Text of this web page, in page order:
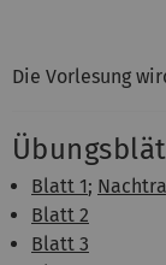
Die Vorlesung
Blatt 1;
Blatt 2
Blatt 3